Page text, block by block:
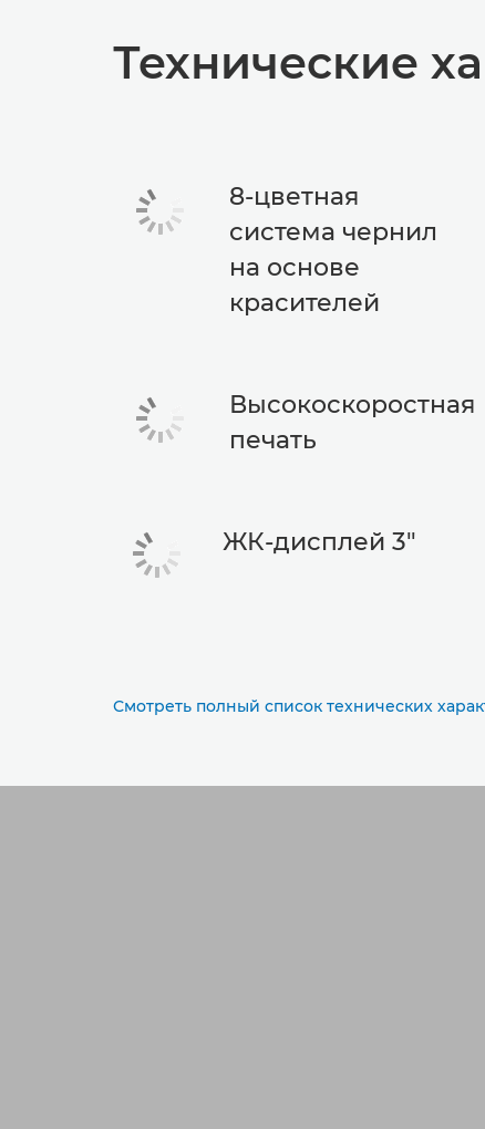
Технические
8-цветная
система чернил
на основе
красителей
Высокоскоростная
печать
ЖК-дисплей 3"
Смотреть полный список технических